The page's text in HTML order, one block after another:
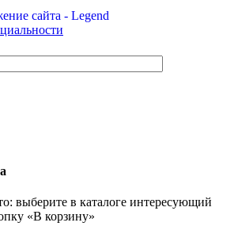
сайта - Legend
выберите в каталоге интересующий
«В корзину»